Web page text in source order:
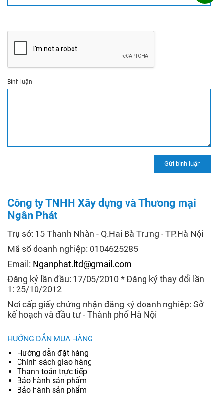
Bình luận
Công ty TNHH Xây dựng và Thương mại
Ngân Phát
Trụ sở: 15 Thanh Nhàn - Q.Hai Bà Trưng - TP.Hà Nội
Mã số doanh nghiệp: 0104625285
Email: Nganphat.ltd@gmail.com
Đăng ký lần đầu: 17/05/2010 * Đăng ký thay đổi lần
1: 25/10/2012
Nơi cấp giấy chứng nhận đăng ký doanh nghiệp: Sở
kế hoạch và đầu tư - Thành phố Hà Nội
HƯỚNG DẪN MUA HÀNG
Hướng dẫn đặt hàng
Chính sách giao hàng
Thanh toán trực tiếp
Bảo hành sản phẩm
Bảo hành sản phẩm